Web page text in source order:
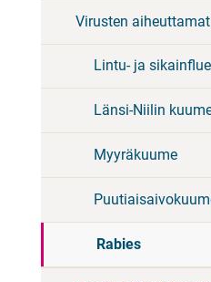
Virusten
Lintu- ja
Länsi-Niilin
Myyräkuume
Rabies